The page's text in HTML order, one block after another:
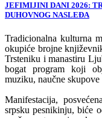
JEFIMIJINI DANI 2026:
DUHOVNOG NASLEĐA
Tradicionalna kulturna
okupiće brojne
Trsteniku i manastiru
bogat program koji
muziku, naučne
Manifestacija,
srpsku pesnikinju, biće